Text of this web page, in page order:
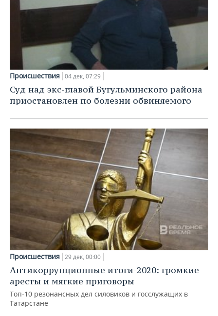
Происшествия 04 дек, 07:29
Суд над экс-главой Бугульминского района
приостановлен по болезни обвиняемого
Происшествия 29 дек, 00:00
Антикоррупционные итоги-2020: громкие
аресты и мягкие приговоры
Топ-10 резонансных дел силовиков и госслужащих в
Татарстане